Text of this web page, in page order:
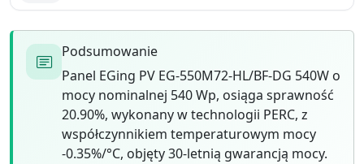
Podsumowanie
Panel EGing PV EG-550M72-HL/BF-DG 540W o
mocy nominalnej 540 Wp, osiąga sprawność
20.90%, wykonany w technologii PERC, z
współczynnikiem temperaturowym mocy
-0.35%/°C, objęty 30-letnią gwarancją mocy.